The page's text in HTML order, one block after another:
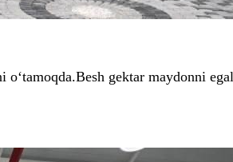
gektar maydonni